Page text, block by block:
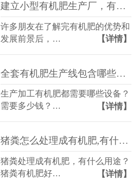
建立小型有机肥生产厂，有这几样设备就够啦
许多朋友在了解完有机肥的优势和
发展前景后，…
【详情】
全套有机肥生产线包含哪些设备？
生产加工有机肥都需要哪些设备？
需要多少钱？…
【详情】
猪粪怎么处理成有机肥,有什么用途?
猪粪处理成有机肥，有什么用途？
猪粪有机肥好…
【详情】